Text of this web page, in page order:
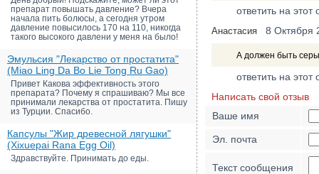
препарат повышать давление? Вчера
начала пить болюсы, а сегодня утром
давление повысилось 170 на 110, никогда
такого высокого давлени у меня на было!
Эмульсия "Лекарство от простатита"
(Miao Ling Da Bo Lie Tong Ru Gao)
Привет Какова эффективность этого
препарата? Почему я спрашиваю? Мы все
принимали лекарства от простатита. Пишу
из Турции. Спасибо.
Капсулы "Жир древесной лягушки"
(Xixuepai Rana Egg Oil)
Здравствуйте. Принимать до еды.
ответить на этот
Анастасия 8 Октября
А должен быть
ответить на этот
Написать свой отзыв
Ваше имя
Эл. почта
Текст сообщения